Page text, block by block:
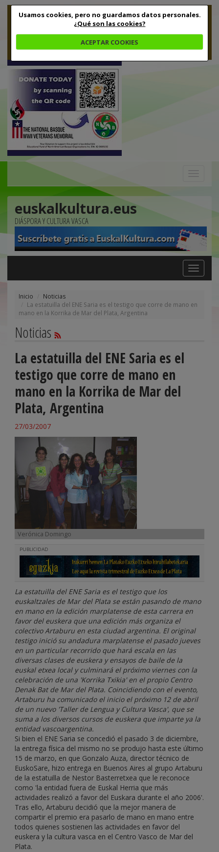
Usamos cookies, pero no guardamos datos personales.
¿Qué son las cookies?
ACEPTAR COOKIES
euskalkultura.eus
DIÁSPORA Y CULTURA VASCA
Toggle
navigation
Inicio
Noticias
La estatuilla del ENE Saria es el testigo que corre de mano en
mano en la Korrika de Mar del Plata, Argentina
Noticias
La estatuilla del ENE Saria es el
testigo que corre de mano en
mano en la Korrika de Mar del
Plata, Argentina
27/03/2007
Verónica Domingo
PUBLICIDAD
La estatuilla del ENE Saria es el testigo que los
euskaltzales de Mar del Plata se están pasando de mano
en mano en la edición marplatense de esta carrera en
favor del euskera que una edición más organiza el
colectivo Artaburu en esta ciudad argentina. El original
testigo inició su andadura marplatense el pasado jueves
en un particular recorrido que hará escala en las
diversas clases de euskera y ensayos de baile de la
euskal etxea local y culminará el próximo viernes con la
celebración de una 'Korrika Txikia' en el propio Centro
Denak Bat de Mar del Plata. Coincidiendo con el evento,
Artaburu ha comunicado el inicio el próximo 12 de abril
de un nuevo 'Taller de Lengua y Cultura Vasca', que se
suma a los diversos cursos de euskera que imparte ya la
entidad vascoargentina.
Si bien el ENE Saria se concedió el pasado 3 de diciembre,
la entrega física del mismo no se produjo hasta este último
15 de marzo, en que Gonzalo Auza, director técnico de
EuskoSare, hizo entrega en Buenos Aires al grupo Artaburu
de la estatuilla de Nestor Basterretxea que le reconoce
como 'la entidad fuera de Euskal Herria que más
actividades realizó a favor del Euskara durante el año 2006'.
Tras ello, Artaburu decidió que la mejor manera de
compartir el premio era pasarlo de mano en mano entre
todos quienes sostienen las actividades en favor del
euskera y la cultura vasca en el Centro Vasco de Mar del
Plata.